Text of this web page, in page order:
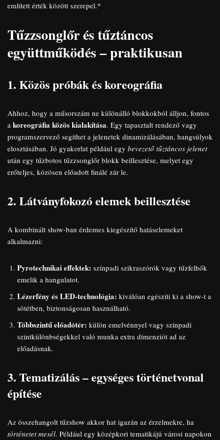
említett érték között szerepel.*
Tűzzsonglőr és tűztáncos
együttműködés – praktikusan
1. Közös próbák és koreográfia
Ahhoz, hogy a műsorszám ne különálló blokkokból álljon, fontos
a koreográfia közös kialakítása. Egy tapasztalt rendező vagy
programszervező segíthet a jelenetek dinamizálásában, hangsúlyok
elosztásában. Jó gyakorlat például egy bevezető tűztáncos jelenet
után egy tűzbotos tűzzsonglőr blokk beillesztése, melyet egy
erőteljes, közösen előadott finálé zár le.
2. Látványfokozó elemek beillesztése
A kombinált show-ban érdemes kiegészítő hatáselemeket
alkalmazni:
Pyrotechnikai effektek: színpadi szikraszórók vagy tűzfelhők
emelik a hangulatot.
Lézerfény és LED-technológia: kiválóan egészíti ki a show-t a
sötétben, biztonságosan használható.
Többszintű előadótér: külön emelvénnyel vagy színpadi
szintkülönbségekkel való munka extra dimenziót ad az
előadásnak.
3. Tematizálás – egységes történetvonal
építése
Az összehangolt tűzshow akkor hat igazán az érzelmekre, ha
történetet mesél. Például egy középkori tematikájú városi napokon